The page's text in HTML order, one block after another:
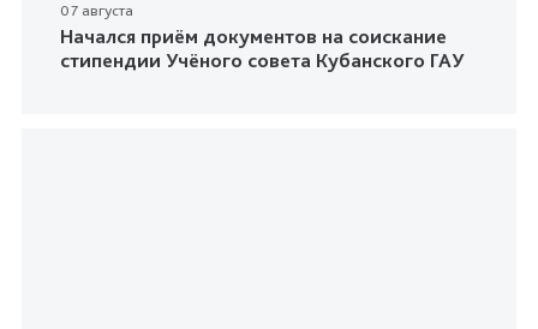
07 августа
Начался приём документов на соискание
стипендии Учёного совета Кубанского ГАУ